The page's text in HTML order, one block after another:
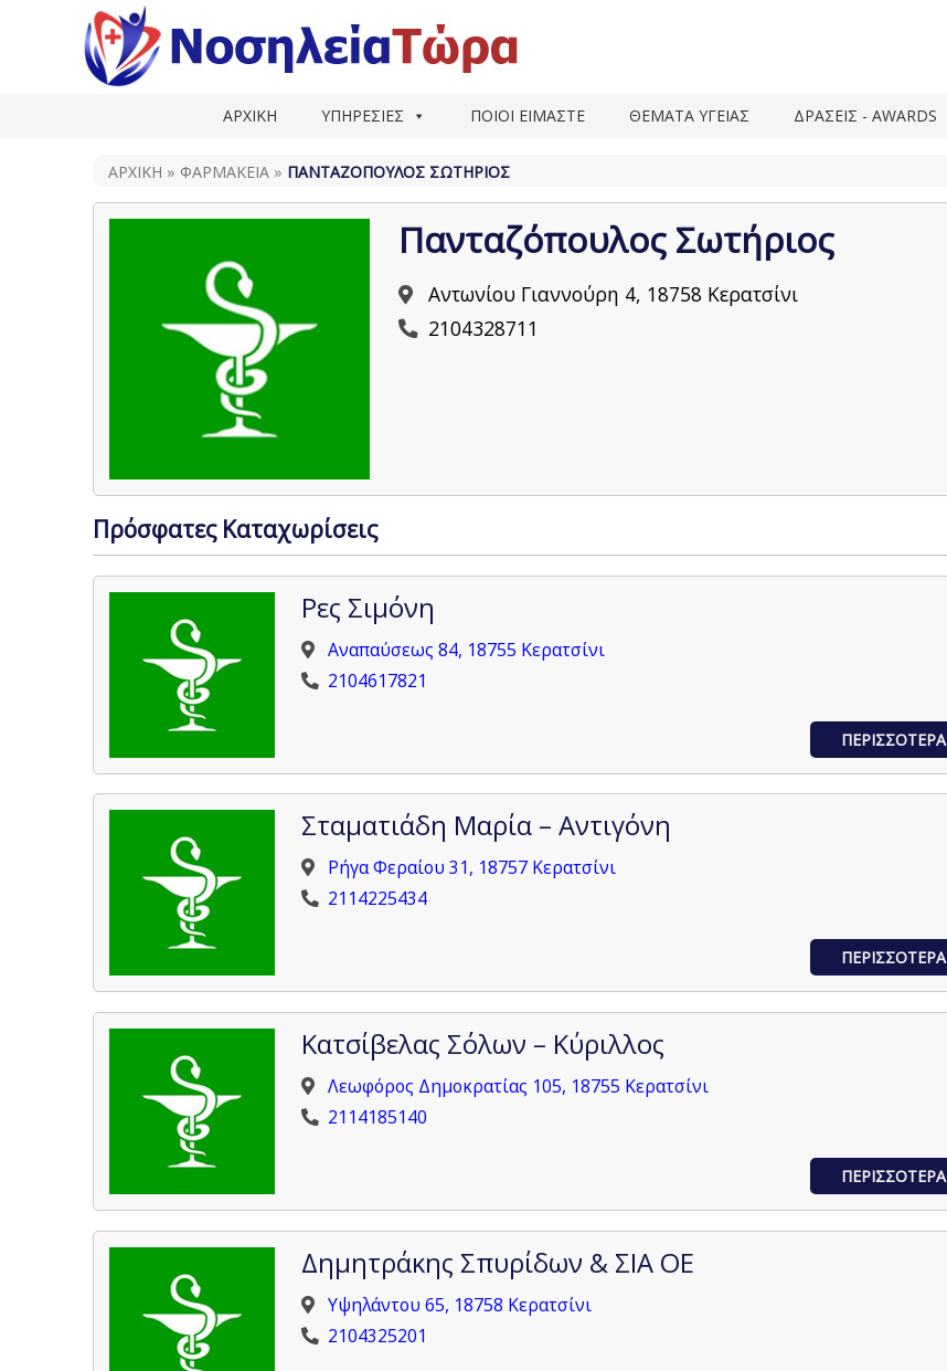
ΑΡΧΙΚΗ ΥΠΗΡΕΣΙΕΣ ΠΟΙΟΙ ΕΙΜΑΣΤΕ ΘΕΜΑΤΑ ΥΓΕΙΑΣ ΔΡΑΣΕΙΣ - AWARDS
ΑΡΧΙΚΗ » ΦΑΡΜΑΚΕΊΑ » ΠΑΝΤΑΖΌΠΟΥΛΟΣ ΣΩΤΉΡΙΟΣ
Πανταζόπουλος Σωτήριος
Αντωνίου Γιαννούρη 4, 18758 Κερατσίνι
2104328711
Πρόσφατες Καταχωρίσεις
Ρες Σιμόνη
Αναπαύσεως 84, 18755 Κερατσίνι
2104617821
ΠΕΡΙΣΣΟΤΕΡΑ
Σταματιάδη Μαρία – Αντιγόνη
Ρήγα Φεραίου 31, 18757 Κερατσίνι
2114225434
ΠΕΡΙΣΣΟΤΕΡΑ
Κατσίβελας Σόλων – Κύριλλος
Λεωφόρος Δημοκρατίας 105, 18755 Κερατσίνι
2114185140
ΠΕΡΙΣΣΟΤΕΡΑ
Δημητράκης Σπυρίδων & ΣΙΑ ΟΕ
Υψηλάντου 65, 18758 Κερατσίνι
2104325201